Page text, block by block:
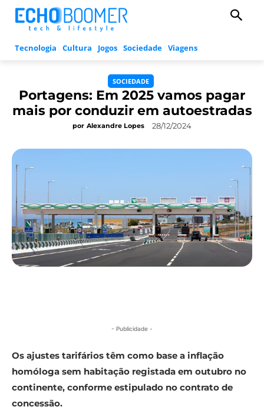
Tecnologia Cultura Jogos Sociedade Viagens
SOCIEDADE
Portagens: Em 2025 vamos pagar
mais por conduzir em autoestradas
por Alexandre Lopes 28/12/2024
- Publicidade -
Os ajustes tarifários têm como base a inflação
homóloga sem habitação registada em outubro no
continente, conforme estipulado no contrato de
concessão.